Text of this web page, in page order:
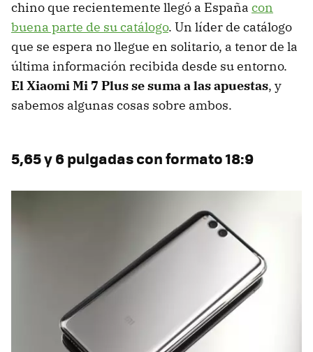
chino que recientemente llegó a España con
buena parte de su catálogo. Un líder de catálogo
que se espera no llegue en solitario, a tenor de la
última información recibida desde su entorno.
El Xiaomi Mi 7 Plus se suma a las apuestas, y
sabemos algunas cosas sobre ambos.
5,65 y 6 pulgadas con formato 18:9